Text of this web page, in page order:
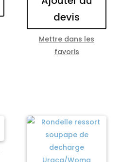
devis
Mettre dans les
favoris